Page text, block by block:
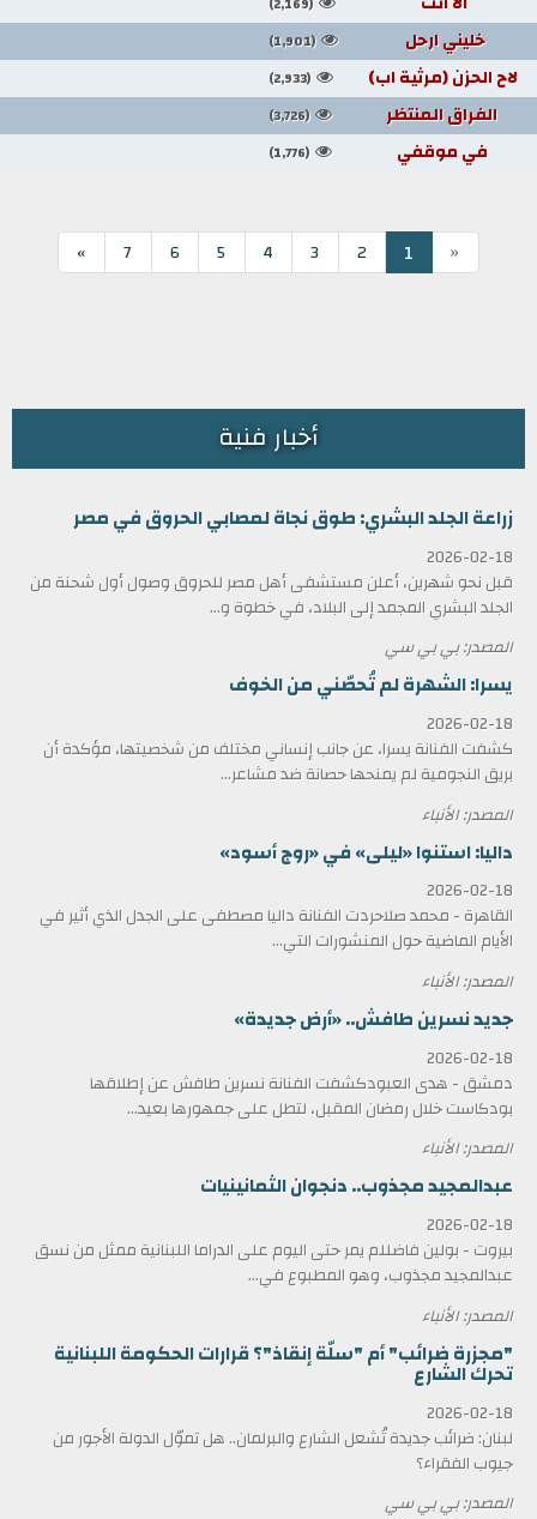
خليني ارحل (1,901)
لاح الحزن (مرثية اب) (2,933)
الفراق المنتظر (3,726)
في موقفي (1,776)
«
1
2
3
4
5
6
7
»
أخبار فنية
زراعة الجلد البشري: طوق نجاة لمصابي الحروق في مصر
2026-02-18
قبل نحو شهرين، أعلن مستشفى أهل مصر للحروق وصول أول شحنة من
الجلد البشري المجمد إلى البلاد، في خطوة و...
المصدر: بي بي سي
يسرا: الشهرة لم تُحصّني من الخوف
2026-02-18
كشفت الفنانة يسرا، عن جانب إنساني مختلف من شخصيتها، مؤكدة أن
بريق النجومية لم يمنحها حصانة ضد مشاعر...
المصدر: الأنباء
داليا: استنوا «ليلى» في «روج أسود»
2026-02-18
القاهرة - محمد صلاحردت الفنانة داليا مصطفى على الجدل الذي أثير في
الأيام الماضية حول المنشورات التي...
المصدر: الأنباء
جديد نسرين طافش.. «أرض جديدة»
2026-02-18
دمشق - هدى العبودكشفت الفنانة نسرين طافش عن إطلاقها
بودكاست خلال رمضان المقبل، لتطل على جمهورها بعيد...
المصدر: الأنباء
عبدالمجيد مجذوب.. دنجوان الثمانينيات
2026-02-18
بيروت - بولين فاضللم يمر حتى اليوم على الدراما اللبنانية ممثل من نسق
عبدالمجيد مجذوب، وهو المطبوع في...
المصدر: الأنباء
"مجزرة ضرائب" أم "سلّة إنقاذ"؟ قرارات الحكومة اللبنانية
تحرك الشارع
2026-02-18
لبنان: ضرائب جديدة تُشعل الشارع والبرلمان.. هل تموّل الدولة الأجور من
جيوب الفقراء؟
المصدر: بي بي سي